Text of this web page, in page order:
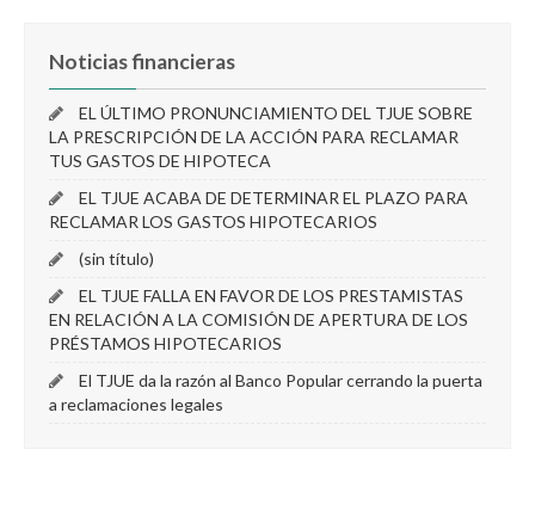
Noticias financieras
EL ÚLTIMO PRONUNCIAMIENTO DEL TJUE SOBRE
LA PRESCRIPCIÓN DE LA ACCIÓN PARA RECLAMAR
TUS GASTOS DE HIPOTECA
EL TJUE ACABA DE DETERMINAR EL PLAZO PARA
RECLAMAR LOS GASTOS HIPOTECARIOS
(sin título)
EL TJUE FALLA EN FAVOR DE LOS PRESTAMISTAS
EN RELACIÓN A LA COMISIÓN DE APERTURA DE LOS
PRÉSTAMOS HIPOTECARIOS
El TJUE da la razón al Banco Popular cerrando la puerta
a reclamaciones legales